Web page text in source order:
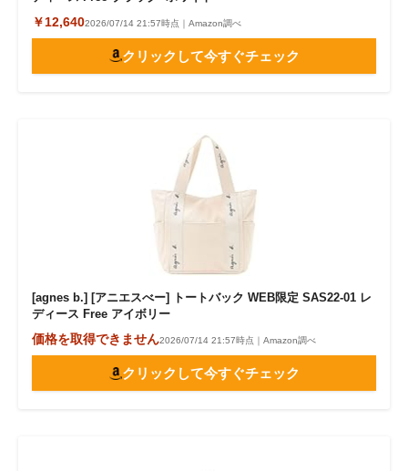
￥12,6402026/07/14 21:57時点｜Amazon調べ
クリックして今すぐチェック
[agnes b.] [アニエスべー] トートバック WEB限定 SAS22-01 レ
ディース Free アイボリー
価格を取得できません2026/07/14 21:57時点｜Amazon調べ
クリックして今すぐチェック